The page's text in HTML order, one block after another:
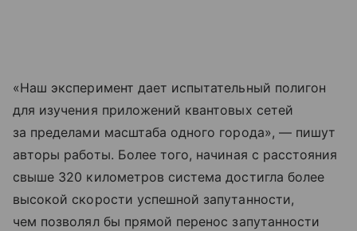
«Наш эксперимент дает испытательный полигон
для изучения приложений квантовых сетей
за пределами масштаба одного города», — пишут
авторы работы. Более того, начиная с расстояния
свыше 320 километров система достигла более
высокой скорости успешной запутанности,
чем позволял бы прямой перенос запутанности